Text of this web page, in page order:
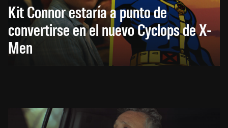
Kit Connor estaría a punto de
convertirse en el nuevo Cyclops de X-
Men